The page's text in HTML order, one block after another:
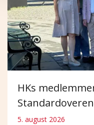
HKs
5. august 2026